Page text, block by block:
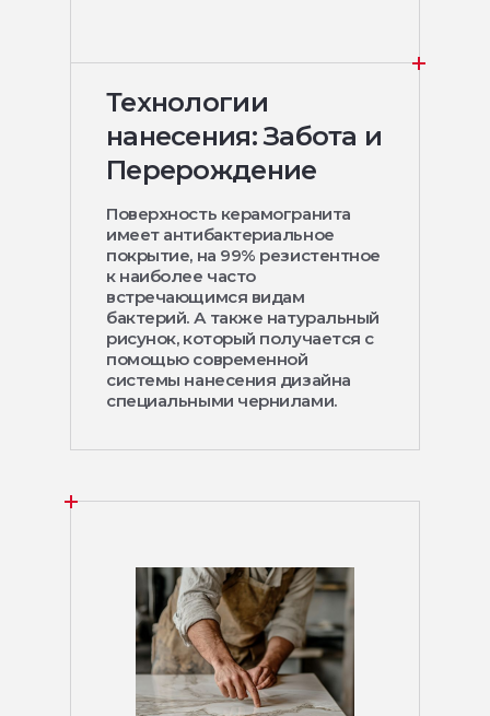
Технологии
нанесения: Забота и
Перерождение
Поверхность керамогранита
имеет антибактериальное
покрытие, на 99% резистентное
к наиболее часто
встречающимся видам
бактерий. А также натуральный
рисунок, который получается с
помощью современной
системы нанесения дизайна
специальными чернилами.